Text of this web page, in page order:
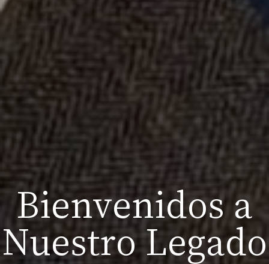
Bienvenidos a
Nuestro Legado